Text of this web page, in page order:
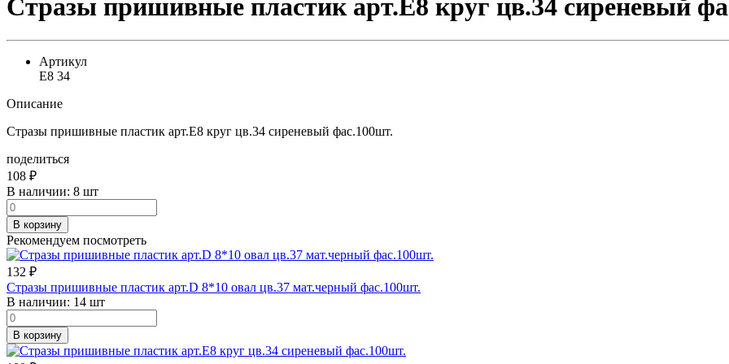
Стразы пришивные пластик арт.E8 круг цв.34 сиреневый
Артикул
E8 34
Описание
Стразы пришивные пластик арт.E8 круг цв.34 сиреневый фас.100шт.
поделиться
108 ₽
В наличии: 8 шт
В корзину
Рекомендуем посмотреть
132 ₽
Стразы пришивные пластик арт.D 8*10 овал цв.37 мат.черный фас.100шт.
В наличии: 14 шт
В корзину